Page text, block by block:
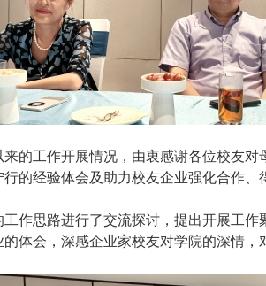
的工作开展情况，由衷感谢各位校友对
的经验体会及助力校友企业强化合作、
作思路进行了交流探讨，提出开展工作
体会，深感企业家校友对学院的深情，